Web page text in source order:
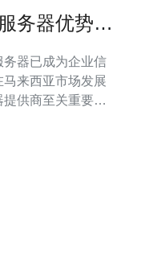
务器优势分
器已成为企业信
来西亚市场发展
供商至关重要。
来西亚的云服务